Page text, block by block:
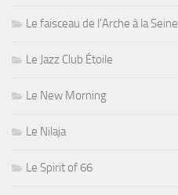
Le faisceau de l'Arche à la Seine
Le Jazz Club Étoile
Le New Morning
Le Nilaja
Le Spirit of 66